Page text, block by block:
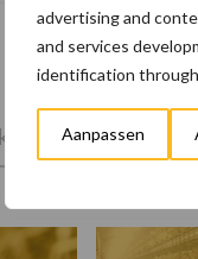
advertising and
and services
identification
Aanpassen
Kies